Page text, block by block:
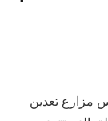
مزارع تعدين